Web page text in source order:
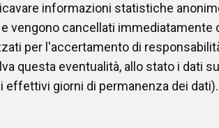
informazioni statistiche
vengono cancellati immediatamente
per l'accertamento di
questa eventualità, allo stato i dati
giorni di permanenza dei dati).